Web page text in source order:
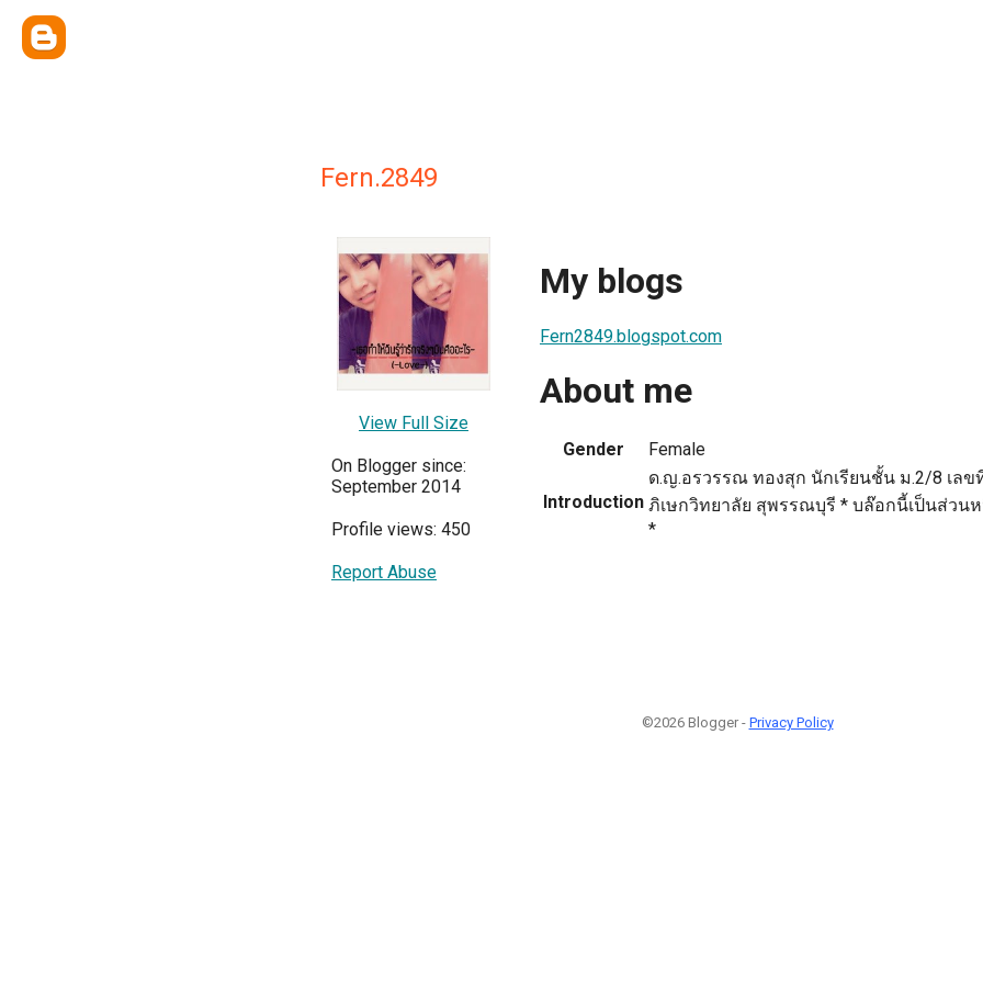
Fern.2849
View Full Size
On Blogger since:
September 2014
Profile views: 450
Report Abuse
My blogs
Fern2849.blogspot.com
About me
Gender Female
Introduction
ด.ญ.อรวรรณ ทองสุก นักเรียนชั้น ม.2/8 เลข
ภิเษกวิทยาลัย สุพรรณบุรี * บล๊อกนี้เป็นส่วน
*
©2026 Blogger - Privacy Policy